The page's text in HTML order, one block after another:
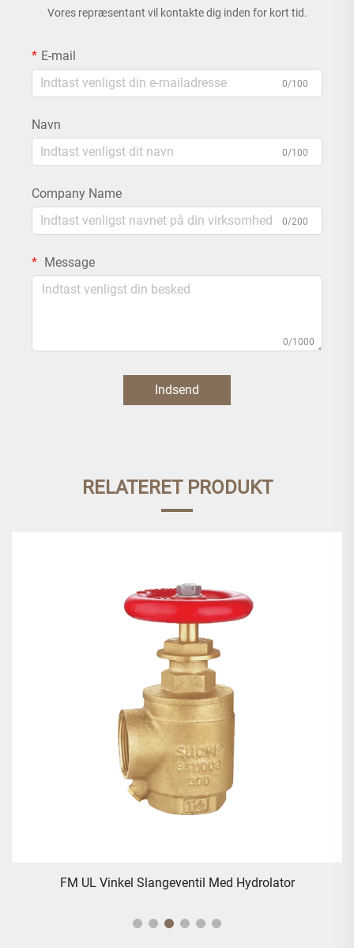
Vores repræsentant vil kontakte dig inden for kort tid.
E-mail
0/100
Navn
0/100
Company Name
0/200
Message
0/1000
Indsend
RELATERET PRODUKT
FM UL Vinkel Slangeventil Med Hydrolator